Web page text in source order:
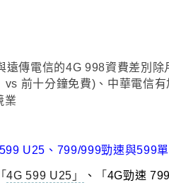
遠傳電信的4G 998資費差別除
前十分鐘免費)、中華電信
599 U25、799/999勁速與599
「4G 599 U25 」 、 「 4G勁速